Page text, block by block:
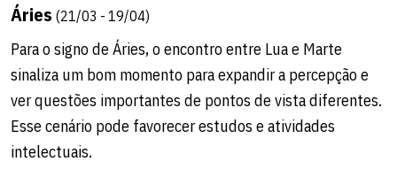
Áries (21/03 - 19/04)
Para o signo de Áries, o encontro entre Lua e Marte
sinaliza um bom momento para expandir a percepção e
ver questões importantes de pontos de vista diferentes.
Esse cenário pode favorecer estudos e atividades
intelectuais.